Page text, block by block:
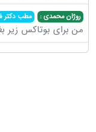
روژان محمدی : مطب دکتر
من برای بوتاکس زیر